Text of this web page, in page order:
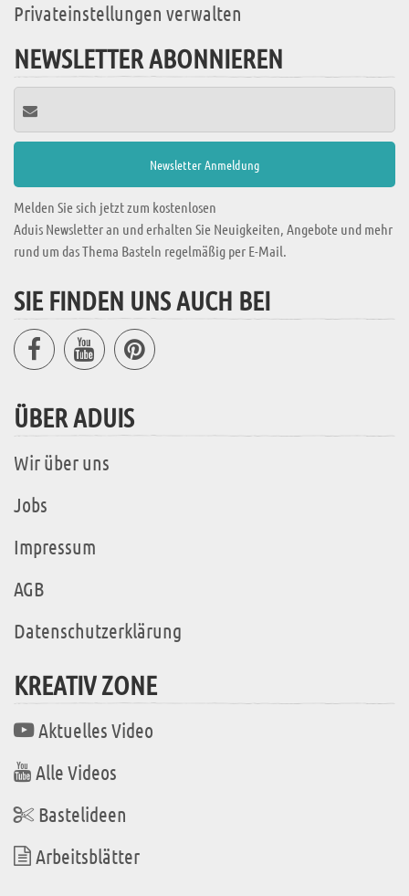
Privateinstellungen verwalten
NEWSLETTER ABONNIEREN
Melden Sie sich jetzt zum kostenlosen
Aduis Newsletter an und erhalten Sie Neuigkeiten, Angebote und mehr
rund um das Thema Basteln regelmäßig per E-Mail.
SIE FINDEN UNS AUCH BEI
ÜBER ADUIS
Wir über uns
Jobs
Impressum
AGB
Datenschutzerklärung
KREATIV ZONE
Aktuelles Video
Alle Videos
Bastelideen
Arbeitsblätter